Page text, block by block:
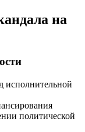
на
исполнительной
политической